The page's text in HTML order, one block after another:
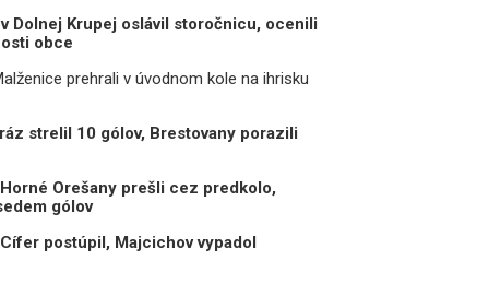
Dolnej Krupej oslávil storočnicu, ocenili
obce
prehrali v úvodnom kole na ihrisku
strelil 10 gólov, Brestovany porazili
Orešany prešli cez predkolo,
gólov
postúpil, Majcichov vypadol